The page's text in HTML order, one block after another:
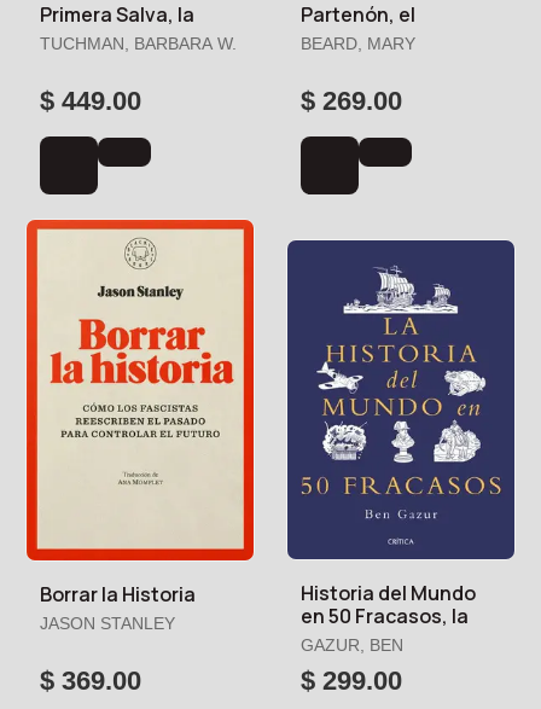
Primera Salva, la
TUCHMAN, BARBARA W.
$ 449.00
Partenón, el
BEARD, MARY
$ 269.00
Borrar la Historia
JASON STANLEY
$ 369.00
Historia del Mundo
en 50 Fracasos, la
GAZUR, BEN
$ 299.00